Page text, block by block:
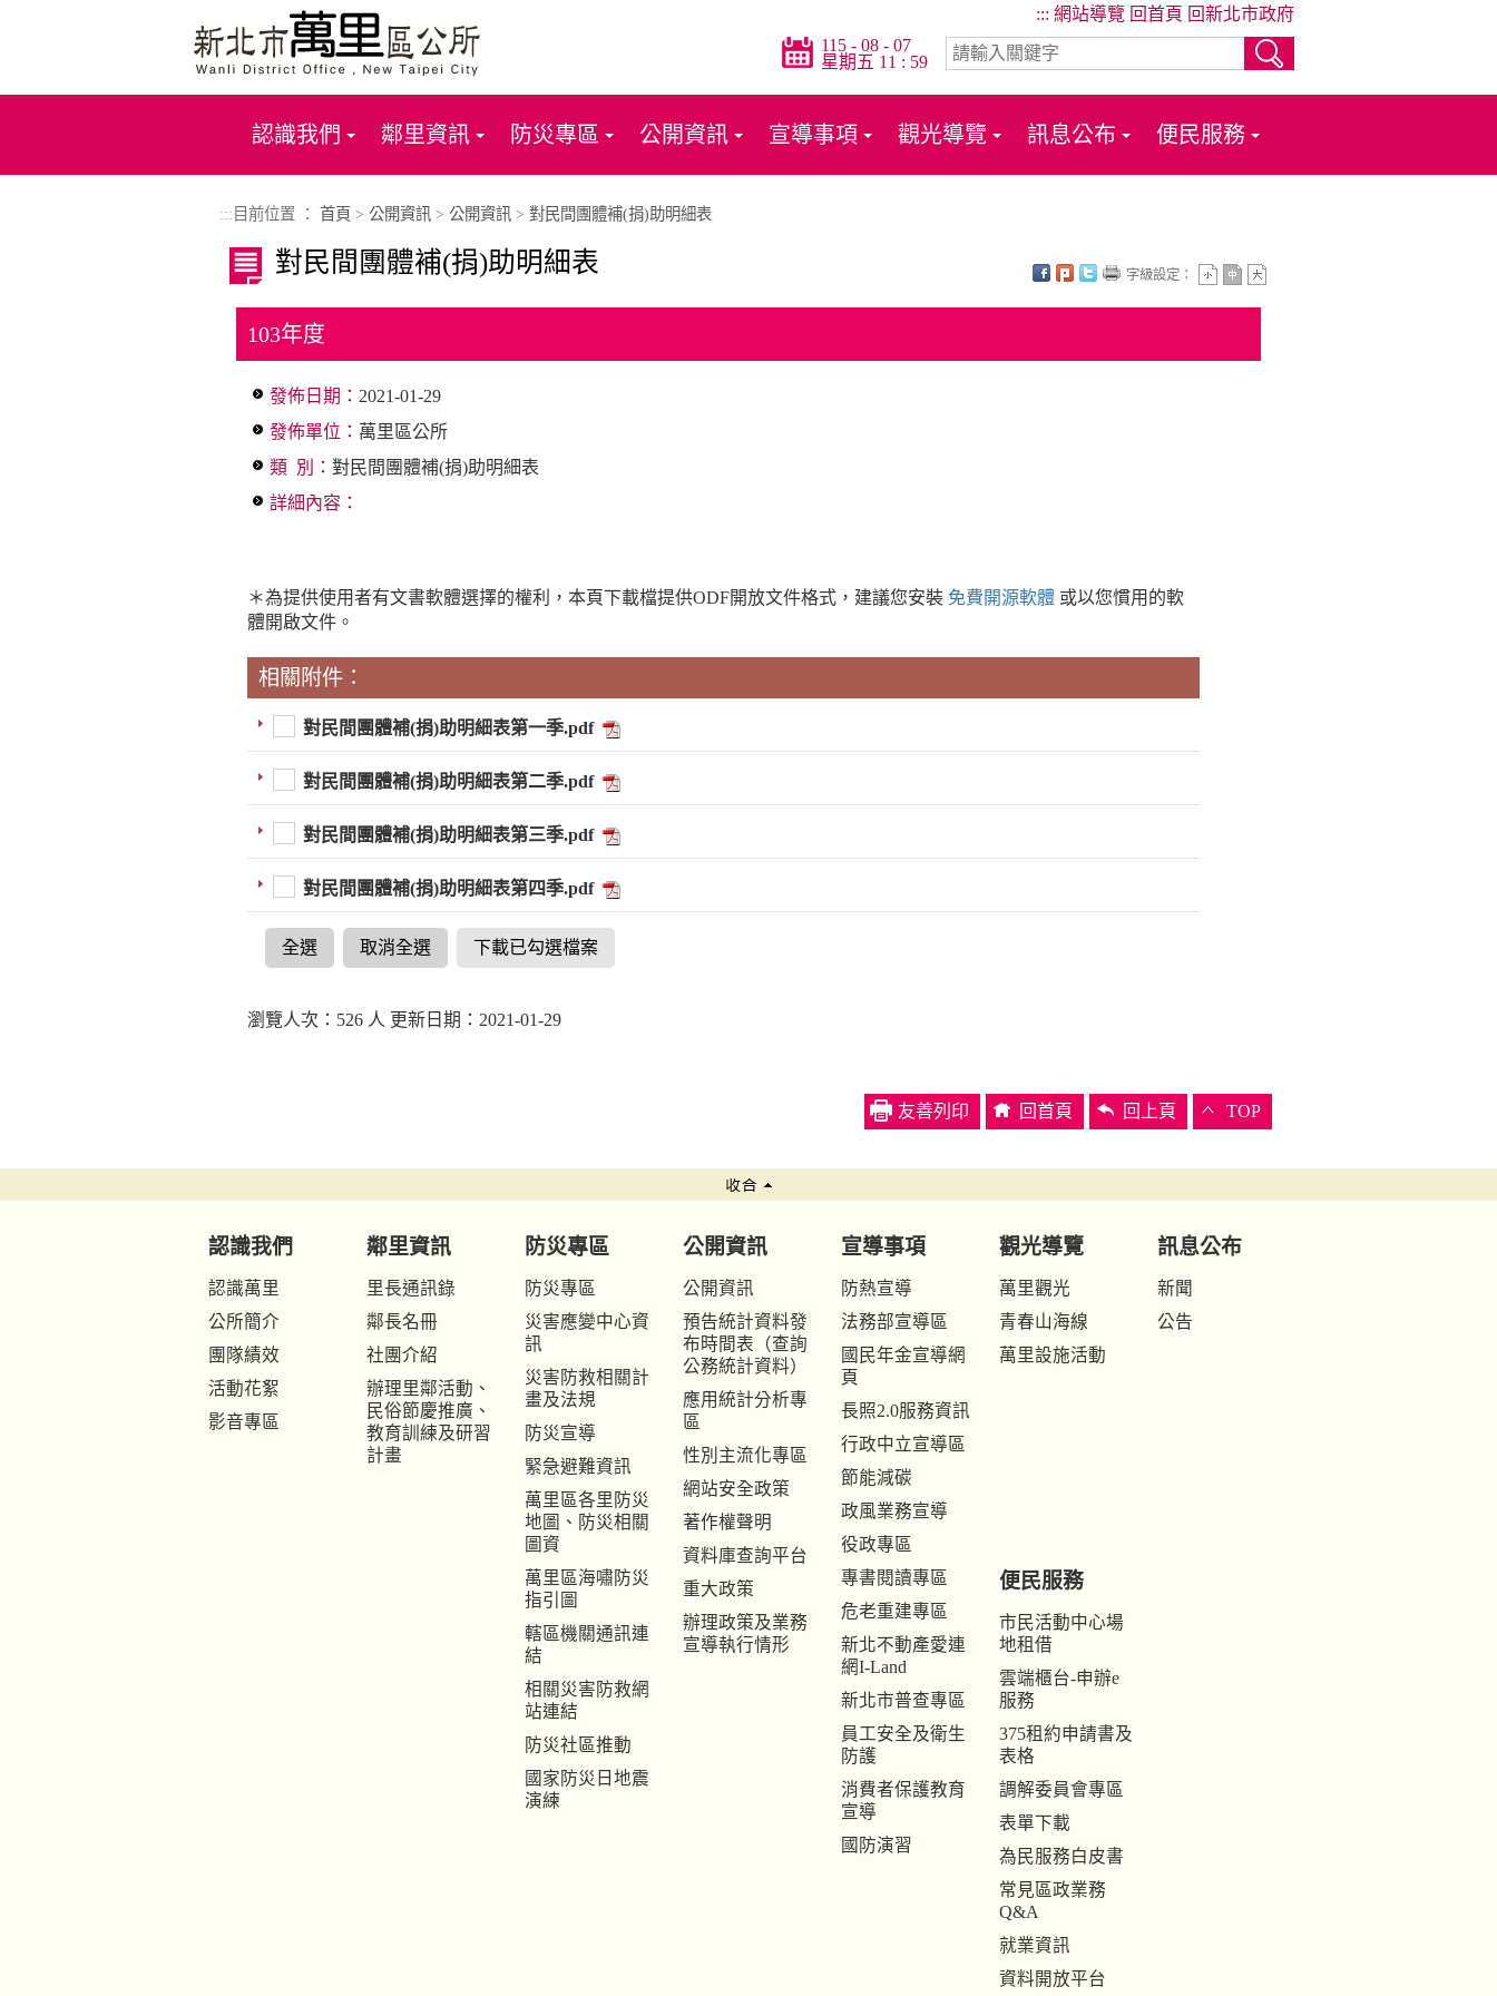
::: 網站導覽 回首頁 回新北市政府
115 - 08 - 07
星期五 11 : 59
認識我們 鄰里資訊 防災專區 公開資訊 宣導事項 觀光導覽 訊息公布 便民服務
::: 目前位置 ： 首頁 > 公開資訊 > 公開資訊 > 對民間團體補(捐)助明細表
對民間團體補(捐)助明細表 字級設定：
103年度
發佈日期： 2021-01-29
發佈單位： 萬里區公所
類 別： 對民間團體補(捐)助明細表
詳細內容：
＊為提供使用者有文書軟體選擇的權利，本頁下載檔提供ODF開放文件格式，建議您安裝 免費開源軟體 或以您慣用的軟
體開啟文件。
相關附件：
對民間團體補(捐)助明細表第一季.pdf
對民間團體補(捐)助明細表第二季.pdf
對民間團體補(捐)助明細表第三季.pdf
對民間團體補(捐)助明細表第四季.pdf
全選 取消全選 下載已勾選檔案
瀏覽人次：526 人 更新日期：2021-01-29
友善列印 回首頁 回上頁 TOP
認識我們
認識萬里
公所簡介
團隊績效
活動花絮
影音專區
鄰里資訊
里長通訊錄
鄰長名冊
社團介紹
辦理里鄰活動、
民俗節慶推廣、
教育訓練及研習
計畫
防災專區
防災專區
災害應變中心資
訊
災害防救相關計
畫及法規
防災宣導
緊急避難資訊
萬里區各里防災
地圖、防災相關
圖資
萬里區海嘯防災
指引圖
轄區機關通訊連
結
相關災害防救網
站連結
防災社區推動
國家防災日地震
演練
公開資訊
公開資訊
預告統計資料發
布時間表（查詢
公務統計資料）
應用統計分析專
區
性別主流化專區
網站安全政策
著作權聲明
資料庫查詢平台
重大政策
辦理政策及業務
宣導執行情形
宣導事項
防熱宣導
法務部宣導區
國民年金宣導網
頁
長照2.0服務資訊
行政中立宣導區
節能減碳
政風業務宣導
役政專區
專書閱讀專區
危老重建專區
新北不動產愛連
網I-Land
新北市普查專區
員工安全及衛生
防護
消費者保護教育
宣導
國防演習
觀光導覽
萬里觀光
青春山海線
萬里設施活動
訊息公布
新聞
公告
便民服務
市民活動中心場
地租借
雲端櫃台-申辦e
服務
375租約申請書及
表格
調解委員會專區
表單下載
為民服務白皮書
常見區政業務
Q&A
就業資訊
資料開放平台